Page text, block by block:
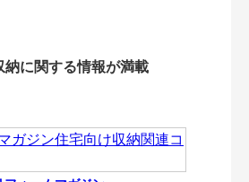
納に関する情報が満載